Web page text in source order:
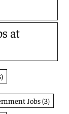
at
Jobs(3)